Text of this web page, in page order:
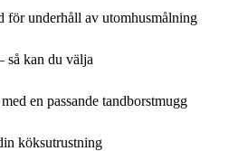
för underhåll av utomhusmålning
så kan du välja
en passande tandborstmugg
köksutrustning